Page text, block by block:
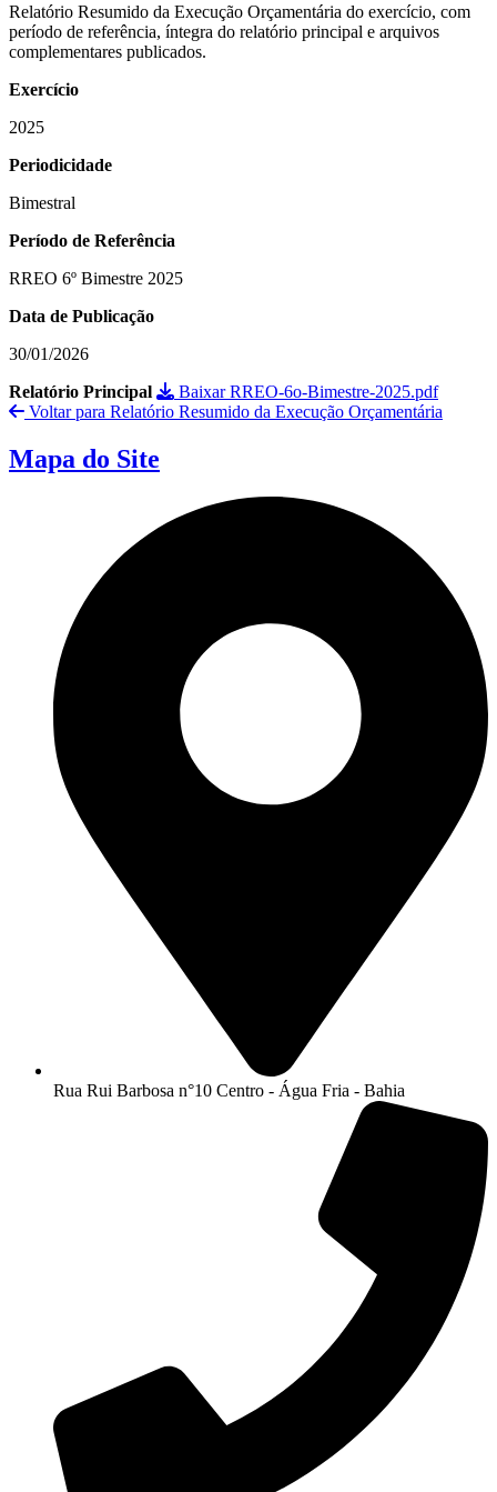
Relatório Resumido da Execução Orçamentária do exercício, com
período de referência, íntegra do relatório principal e arquivos
complementares publicados.
Exercício
2025
Periodicidade
Bimestral
Período de Referência
RREO 6º Bimestre 2025
Data de Publicação
30/01/2026
Relatório Principal
Baixar RREO-6o-Bimestre-2025.pdf
Voltar para Relatório Resumido da Execução Orçamentária
Mapa do Site
Rua Rui Barbosa n°10 Centro - Água Fria - Bahia